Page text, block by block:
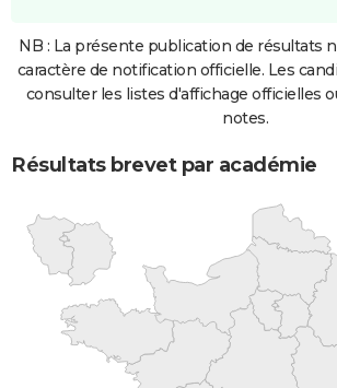
NB : La présente publication de résultats
caractère de notification officielle. Les
consulter les listes d'affichage officielles
notes.
Résultats brevet par académie